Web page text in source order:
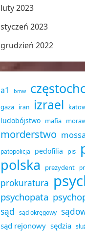
luty 2023
styczeń 2023
grudzień 2022
a1 bmw
gaza iran izrael
ludobójstwo mafia
morderstwo
patopolicja pedofilia pis
polska prezydent
prokuratura
psychopata
sąd sąd okręgowy
sąd rejonowy sędzia